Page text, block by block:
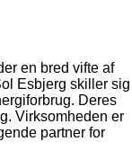
en bred vifte af
Esbjerg skiller sig
Deres
Virksomheden er
partner for